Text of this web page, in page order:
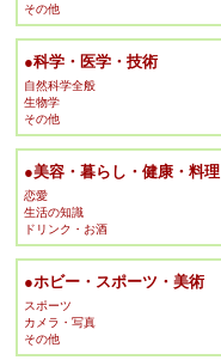
その他
●科学・医学・技術
自然科学全般
生物学
その他
●美容・暮らし・健康・料理
恋愛
生活の知識
ドリンク・お酒
●ホビー・スポーツ・美術
スポーツ
カメラ・写真
その他